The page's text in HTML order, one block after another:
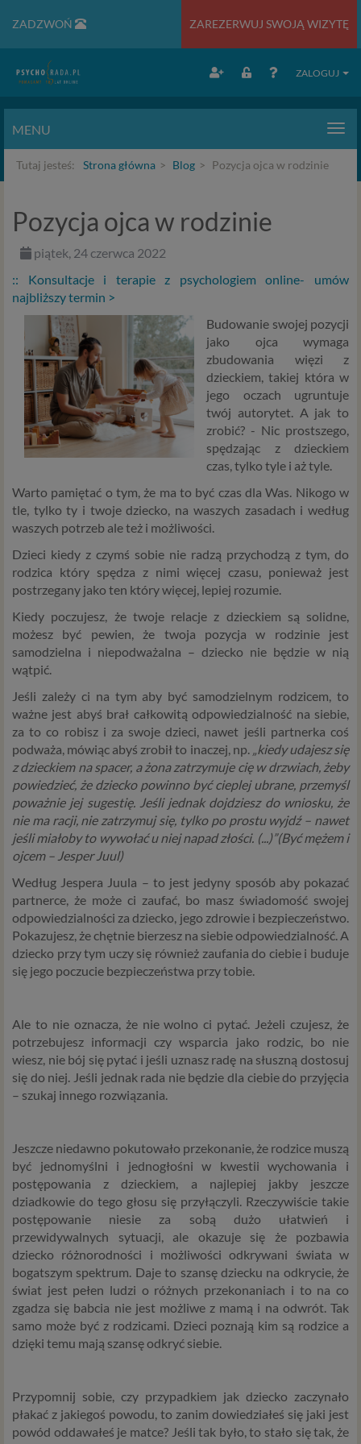
ZADZWOŃ ZAREZERWUJ SWOJĄ WIZYTĘ
ZALOGUJ
MENU
Tutaj jesteś: Strona główna Blog Pozycja ojca w rodzinie
Pozycja ojca w rodzinie
piątek, 24 czerwca 2022
:: Konsultacje i terapie z psychologiem online- umów
najbliższy termin >
Budowanie swojej pozycji
jako ojca wymaga
zbudowania więzi z
dzieckiem, takiej która w
jego oczach ugruntuje
twój autorytet. A jak to
zrobić? - Nic prostszego,
spędzając z dzieckiem
czas, tylko tyle i aż tyle.
Warto pamiętać o tym, że ma to być czas dla Was. Nikogo w
tle, tylko ty i twoje dziecko, na waszych zasadach i według
waszych potrzeb ale też i możliwości.
Dzieci kiedy z czymś sobie nie radzą przychodzą z tym, do
rodzica który spędza z nimi więcej czasu, ponieważ jest
postrzegany jako ten który więcej, lepiej rozumie.
Kiedy poczujesz, że twoje relacje z dzieckiem są solidne,
możesz być pewien, że twoja pozycja w rodzinie jest
samodzielna i niepodważalna – dziecko nie będzie w nią
wątpić.
Jeśli zależy ci na tym aby być samodzielnym rodzicem, to
ważne jest abyś brał całkowitą odpowiedzialność na siebie,
za to co robisz i za swoje dzieci, nawet jeśli partnerka coś
podważa, mówiąc abyś zrobił to inaczej, np. „kiedy udajesz się
z dzieckiem na spacer, a żona zatrzymuje cię w drzwiach, żeby
powiedzieć, że dziecko powinno być cieplej ubrane, przemyśl
poważnie jej sugestię. Jeśli jednak dojdziesz do wniosku, że
nie ma racji, nie zatrzymuj się, tylko po prostu wyjdź – nawet
jeśli miałoby to wywołać u niej napad złości. (...)”(Być mężem i
ojcem – Jesper Juul)
Według Jespera Juula – to jest jedyny sposób aby pokazać
partnerce, że może ci zaufać, bo masz świadomość swojej
odpowiedzialności za dziecko, jego zdrowie i bezpieczeństwo.
Pokazujesz, że chętnie bierzesz na siebie odpowiedzialność. A
dziecko przy tym uczy się również zaufania do ciebie i buduje
się jego poczucie bezpieczeństwa przy tobie.
Ale to nie oznacza, że nie wolno ci pytać. Jeżeli czujesz, że
potrzebujesz informacji czy wsparcia jako rodzic, bo nie
wiesz, nie bój się pytać i jeśli uznasz radę na słuszną dostosuj
się do niej. Jeśli jednak rada nie będzie dla ciebie do przyjęcia
– szukaj innego rozwiązania.
Jeszcze niedawno pokutowało przekonanie, że rodzice muszą
być jednomyślni i jednogłośni w kwestii wychowania i
postępowania z dzieckiem, a najlepiej jakby jeszcze
dziadkowie do tego głosu się przyłączyli. Rzeczywiście takie
postępowanie niesie za sobą dużo ułatwień i
przewidywalnych sytuacji, ale okazuje się że pozbawia
dziecko różnorodności i możliwości odkrywani świata w
bogatszym spektrum. Daje to szansę dziecku na odkrycie, że
świat jest pełen ludzi o różnych przekonaniach i to na co
zgadza się babcia nie jest możliwe z mamą i na odwrót. Tak
samo może być z rodzicami. Dzieci poznają kim są rodzice a
dzięki temu mają szansę odkryć siebie.
Przypomnij sobie, czy przypadkiem jak dziecko zaczynało
płakać z jakiegoś powodu, to zanim dowiedziałeś się jaki jest
powód oddawałeś je matce? Jeśli tak było, to stało się tak, że